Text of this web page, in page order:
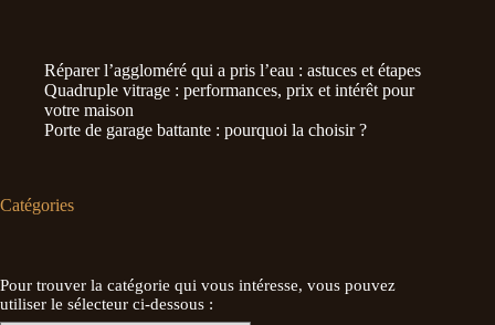
Réparer l’aggloméré qui a pris l’eau : astuces et étapes
Quadruple vitrage : performances, prix et intérêt pour
votre maison
Porte de garage battante : pourquoi la choisir ?
Catégories
Pour trouver la catégorie qui vous intéresse, vous pouvez
utiliser le sélecteur ci-dessous :